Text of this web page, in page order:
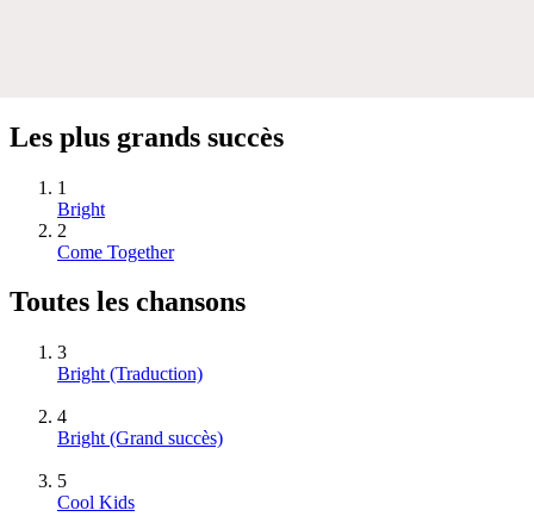
Les plus grands succès
1
Bright
2
Come Together
Toutes les chansons
3
Bright (Traduction)
4
Bright (Grand succès)
5
Cool Kids